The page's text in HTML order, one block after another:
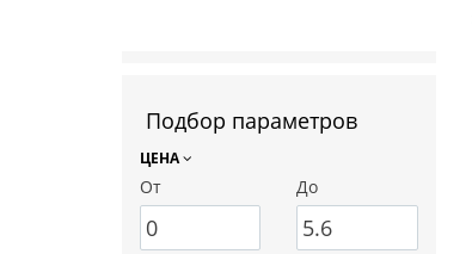
Подбор параметров
ЦЕНА
От До